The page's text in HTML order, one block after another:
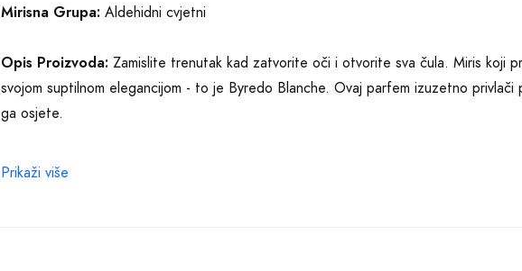
Mirisna Grupa: Aldehidni cvjetni
Opis Proizvoda: Zamislite trenutak kad zatvorite oči i otvorite sva čula. Miris koji
svojom suptilnom elegancijom - to je Byredo Blanche. Ovaj parfem izuzetno privlači
ga osjete.
Byredo Blanche je nevjerojatno sofisticiran parfem koji pripada aldehidno-cvjetnoj
Prikaži više